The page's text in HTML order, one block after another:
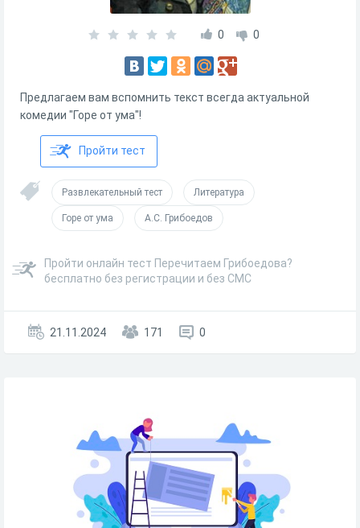
0 0
Предлагаем вам вспомнить текст всегда актуальной
комедии "Горе от ума"!
Пройти тест
Развлекательный тест Литература
Горе от ума А.С. Грибоедов
Пройти онлайн тест Перечитаем Грибоедова?
бесплатно без регистрации и без СМС
21.11.2024 171 0